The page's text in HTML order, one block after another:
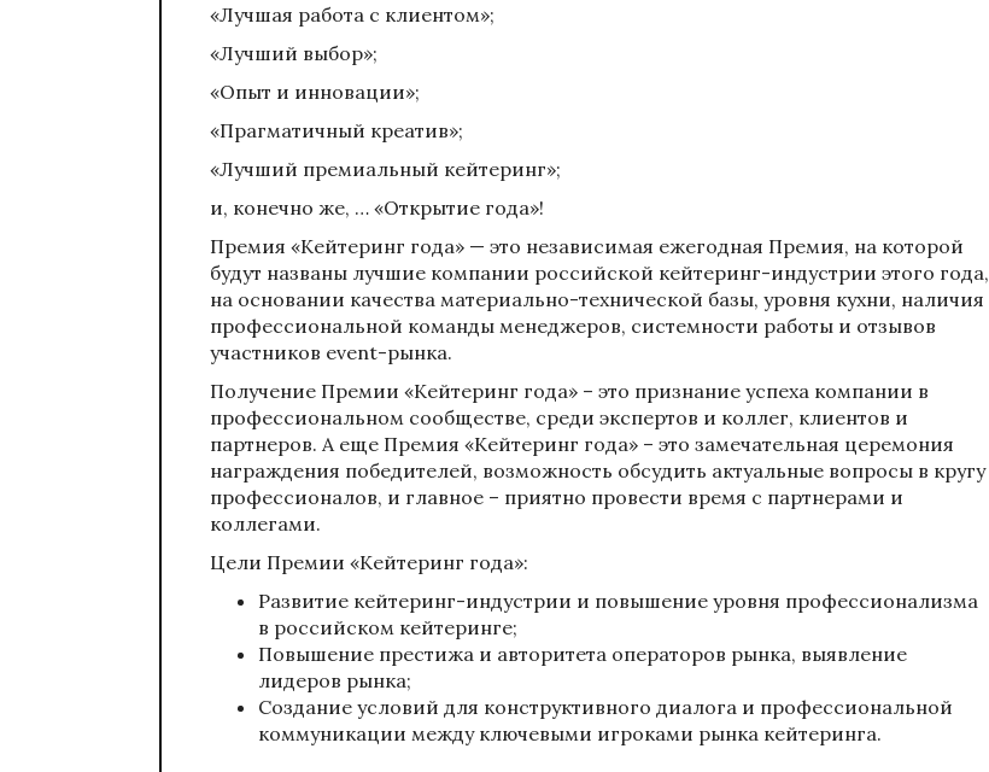
«Лучшая работа с клиентом»;
«Лучший выбор»;
«Опыт и инновации»;
«Прагматичный креатив»;
«Лучший премиальный кейтеринг»;
и, конечно же, … «Открытие года»!
Премия «Кейтеринг года» — это независимая ежегодная Премия, на которой
будут названы лучшие компании российской кейтеринг-индустрии этого года,
на основании качества материально-технической базы, уровня кухни, наличия
профессиональной команды менеджеров, системности работы и отзывов
участников event-рынка.
Получение Премии «Кейтеринг года» – это признание успеха компании в
профессиональном сообществе, среди экспертов и коллег, клиентов и
партнеров. А еще Премия «Кейтеринг года» – это замечательная церемония
награждения победителей, возможность обсудить актуальные вопросы в кругу
профессионалов, и главное – приятно провести время с партнерами и
коллегами.
Цели Премии «Кейтеринг года»:
Развитие кейтеринг-индустрии и повышение уровня профессионализма
в российском кейтеринге;
Повышение престижа и авторитета операторов рынка, выявление
лидеров рынка;
Создание условий для конструктивного диалога и профессиональной
коммуникации между ключевыми игроками рынка кейтеринга.